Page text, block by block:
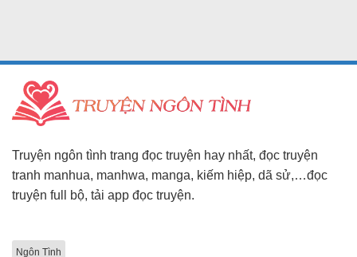
Truyện ngôn tình trang đọc truyện hay nhất, đọc truyện
tranh manhua, manhwa, manga, kiếm hiệp, dã sử,…đọc
truyện full bộ, tải app đọc truyện.
Ngôn Tình